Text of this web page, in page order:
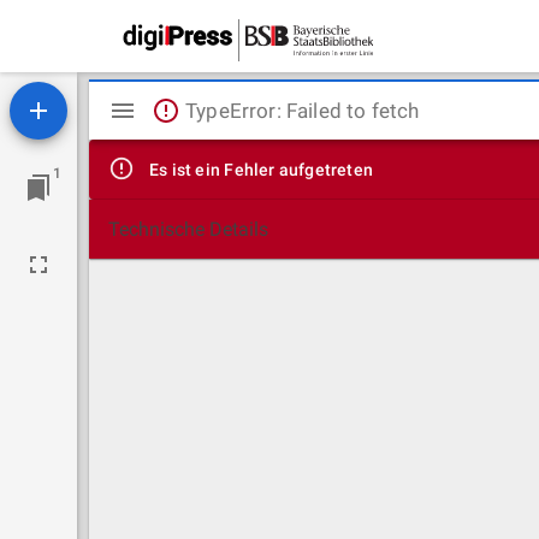
1
Mirador
Viewer
TypeError: Failed to fetch
Es ist ein Fehler aufgetreten
Technische Details